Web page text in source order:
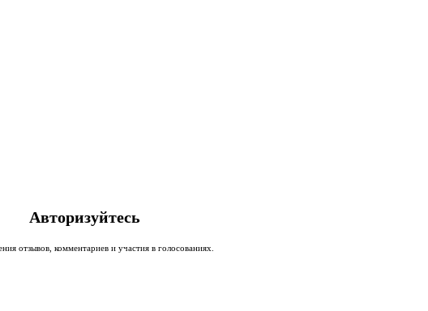
Авторизуйтесь
отзывов, комментариев и участия в голосованиях.